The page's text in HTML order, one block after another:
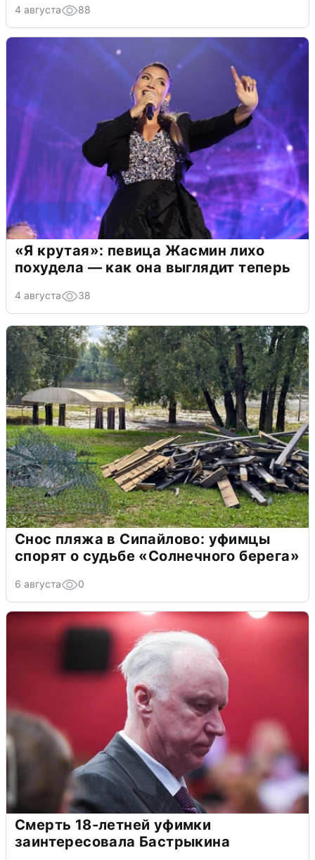
4 августа 88
«Я крутая»: певица Жасмин лихо
похудела — как она выглядит теперь
4 августа 38
Снос пляжа в Сипайлово: уфимцы
спорят о судьбе «Солнечного берега»
6 августа 0
Смерть 18-летней уфимки
заинтересовала Бастрыкина